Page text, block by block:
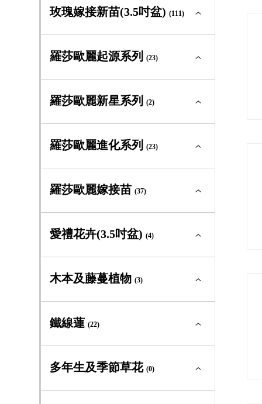
迷你玫瑰(0)
蔓性玫瑰(0)
古典玫瑰及原種
砧木用(0)
玫瑰新苗(3.5吋盆)全部(189)
大輪矮叢
迷你玫瑰(11)
蔓性玫瑰(1)
古典玫瑰及原種
砧木用(1)
玫瑰嫁接新苗(3.5吋盆)(111)
玫瑰嫁接新苗(3.5吋盆)全部
大輪矮叢
迷你玫瑰(3)
蔓性玫瑰(1)
古典玫瑰及原種
羅莎歐麗起源系列(23)
羅莎歐麗起源系列全部
大輪矮叢
迷你玫瑰(2)
蔓性玫瑰(0)
羅莎歐麗新星系列(2)
羅莎歐麗新星系列全部
大輪矮叢
迷你玫瑰(0)
蔓性玫瑰(0)
羅莎歐麗進化系列(23)
羅莎歐麗進化系列全部
大輪矮叢
迷你玫瑰(0)
蔓性玫瑰(0)
羅莎歐麗嫁接苗(37)
羅莎歐麗嫁接苗全部
大輪矮叢
迷你玫瑰(0)
蔓性玫瑰(0)
愛禮花卉(3.5吋盆)(4)
愛禮花卉(3.5吋盆)全部
中輪豐花
嫁接苗(1)
木本及藤蔓植物(3)
木本及藤蔓植物全部
常綠及落葉灌木
鐵線蓮(22)
鐵線蓮全部(22)
新世界組
多年生及季節草花(0)